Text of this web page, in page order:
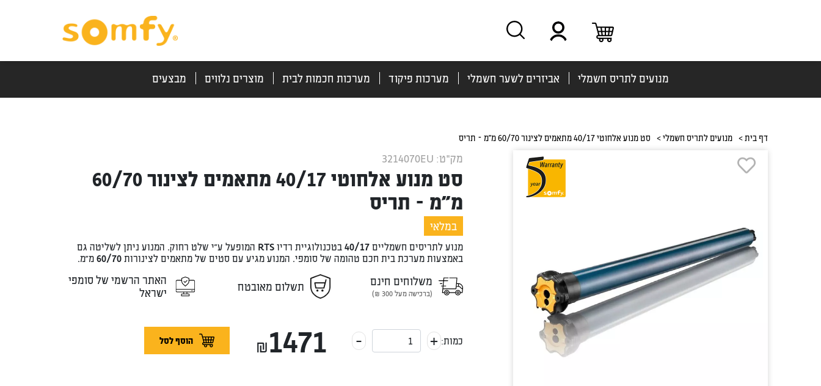
מנועים לתריס חשמלי אביזרים לשער חשמלי מערכות פיקוד מערכות חכמות לבית מוצרים נלווים מבצעים
דף בית > מנועים לתריס חשמלי > סט מנוע אלחוטי 40/17 מתאמים לצינור 60/70 מ”מ – תריס
מק"ט: 3214070EU
סט מנוע אלחוטי 40/17 מתאמים לצינור 60/70
מ”מ – תריס
במלאי
מנוע לתריסים חשמליים 40/17 בטכנולוגיית רדיו RTS המופעל ע”י שלט רחוק. המנוע ניתן לשליטה גם
באמצעות מערכת בית חכם טהומה של סומפי. המנוע מגיע עם סטים של מתאמים לצינורות 60/70 מ”מ.
משלוחים חינם
(ברכישה מעל 300 ₪) תשלום מאובטח
האתר הרשמי של סומפי
ישראל
כמות: +
-
₪1471 הוסף לסל